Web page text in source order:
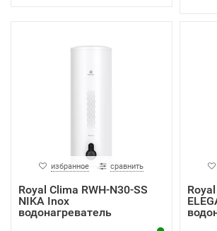
избранное сравнить
Royal Clima RWH-N30-SS
NIKA Inox
водонагреватель